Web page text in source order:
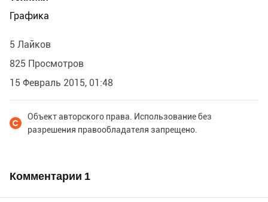
Графика
5 Лайков
825 Просмотров
15 Февраль 2015, 01:48
Объект авторского права. Использование без
разрешения правообладателя запрещено.
Комментарии 1